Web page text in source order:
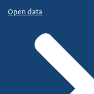
Open data